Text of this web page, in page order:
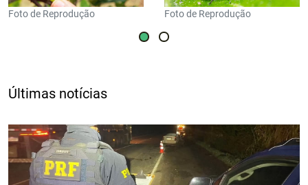
Foto de Reprodução Foto de Reprodução
Últimas notícias